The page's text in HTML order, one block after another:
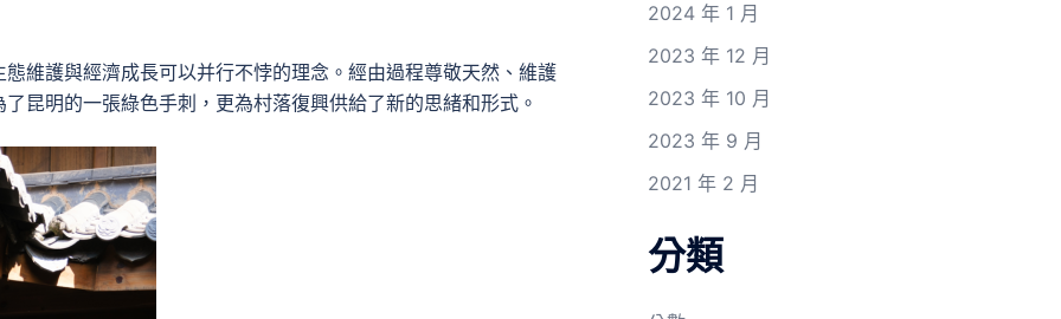
維護與經濟成長可以并行不悖的理念。經由過程尊敬天然、維護
昆明的一張綠色手刺，更為村落復興供給了新的思緒和形式。
2024 年 1 月
2023 年 12 月
2023 年 10 月
2023 年 9 月
2021 年 2 月
分類